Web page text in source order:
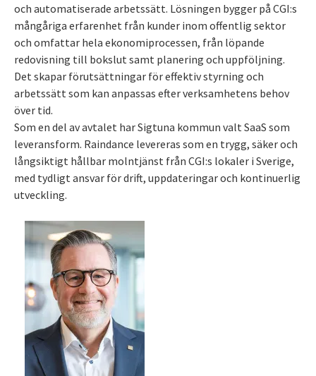
och automatiserade arbetssätt. Lösningen bygger på CGI:s
mångåriga erfarenhet från kunder inom offentlig sektor
och omfattar hela ekonomiprocessen, från löpande
redovisning till bokslut samt planering och uppföljning.
Det skapar förutsättningar för effektiv styrning och
arbetssätt som kan anpassas efter verksamhetens behov
över tid.
Som en del av avtalet har Sigtuna kommun valt SaaS som
leveransform. Raindance levereras som en trygg, säker och
långsiktigt hållbar molntjänst från CGI:s lokaler i Sverige,
med tydligt ansvar för drift, uppdateringar och kontinuerlig
utveckling.